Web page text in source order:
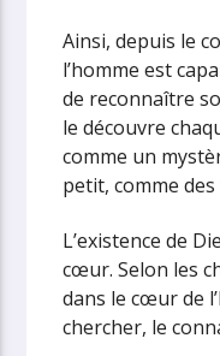
Ainsi, depuis le
l’homme est
de reconnaître
le découvre
comme un
petit, comme des
L’existence de
cœur. Selon les
dans le cœur de
chercher, le